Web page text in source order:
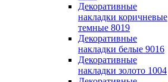
Декоративные
накладки коричневые
темные 8019
Декоративные
накладки белые 9016
Декоративные
накладки золото 1004